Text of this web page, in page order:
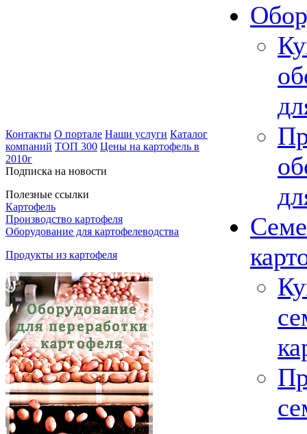
Контакты О портале Наши услуги Каталог
компаний ТОП 300 Цены на картофель в
2010г
Подписка на новости
Полезные ссылки
Картофель
Производство картофеля
Оборудование для картофелеводства
Продукты из картофеля